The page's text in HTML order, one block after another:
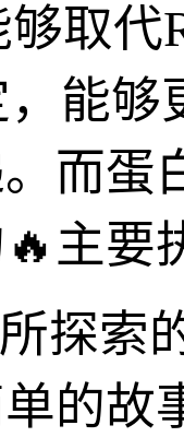
取
能够
而蛋
主要
探索
的故